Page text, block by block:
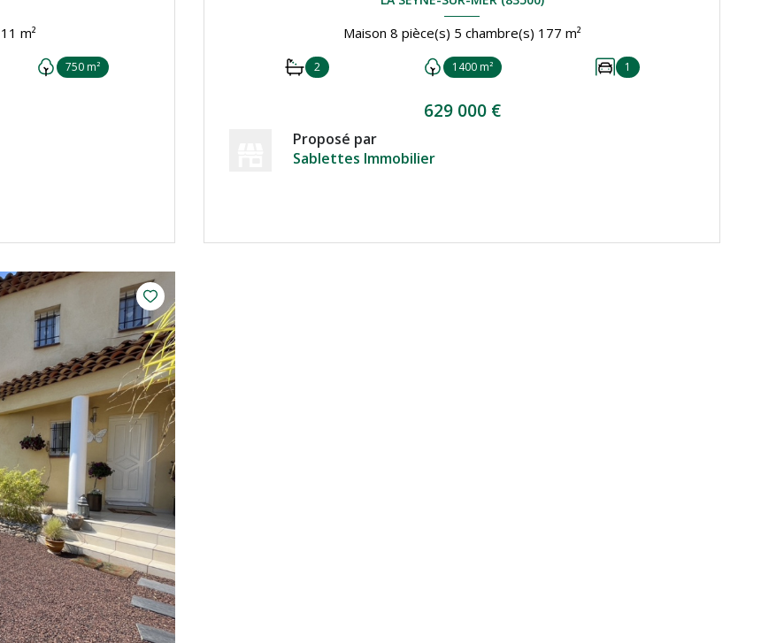
Maison 3 pièce(s) 3 chambre(s) 111 m²
750 m²
Maison 8 pièce(s) 5 chambre(s) 177 m²
2 1400 m² 1
629 000 €
Proposé par
Sablettes Immobilier